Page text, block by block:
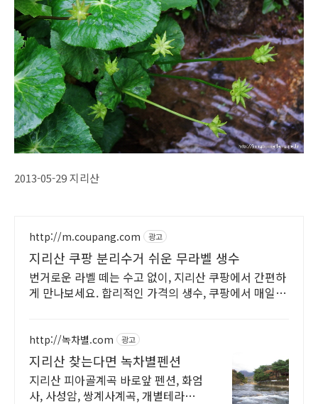
2013-05-29 지리산
http://m.coupang.com 광고
지리산 쿠팡 분리수거 쉬운 무라벨 생수
번거로운 라벨 떼는 수고 없이, 지리산 쿠팡에서 간편하
게 만나보세요. 합리적인 가격의 생수, 쿠팡에서 매일매
http://녹차별.com 광고
지리산 찾는다면 녹차별펜션
지리산 피아골계곡 바로앞 펜션, 화엄
사, 사성암, 쌍계사계곡, 개별테라스